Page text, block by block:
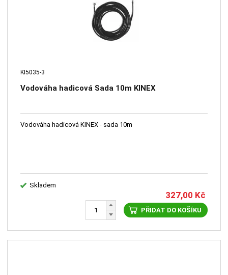
KI5035-3
Vodováha hadicová Sada 10m KINEX
Vodováha hadicová KINEX - sada 10m
Skladem
327,00 Kč
PŘIDAT DO KOŠÍKU